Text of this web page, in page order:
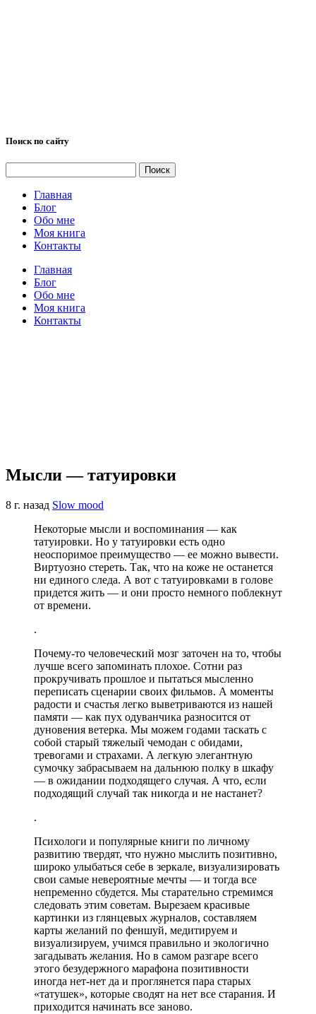
Поиск по сайту
Главная
Блог
Обо мне
Моя книга
Контакты
Главная
Блог
Обо мне
Моя книга
Контакты
Мысли — татуировки
8 г. назад Slow mood
Некоторые мысли и воспоминания — как
татуировки. Но у татуировки есть одно
неоспоримое преимущество — ее можно вывести.
Виртуозно стереть. Так, что на коже не останется
ни единого следа. А вот с татуировками в голове
придется жить — и они просто немного поблекнут
от времени.
.
Почему-то человеческий мозг заточен на то, чтобы
лучше всего запоминать плохое. Сотни раз
прокручивать прошлое и пытаться мысленно
переписать сценарии своих фильмов. А моменты
радости и счастья легко выветриваются из нашей
памяти — как пух одуванчика разносится от
дуновения ветерка. Мы можем годами таскать с
собой старый тяжелый чемодан с обидами,
тревогами и страхами. А легкую элегантную
сумочку забрасываем на дальнюю полку в шкафу
— в ожидании подходящего случая. А что, если
подходящий случай так никогда и не настанет?
.
Психологи и популярные книги по личному
развитию твердят, что нужно мыслить позитивно,
широко улыбаться себе в зеркале, визуализировать
свои самые невероятные мечты — и тогда все
непременно сбудется. Мы старательно стремимся
следовать этим советам. Вырезаем красивые
картинки из глянцевых журналов, составляем
карты желаний по феншуй, медитируем и
визуализируем, учимся правильно и экологично
загадывать желания. Но в самом разгаре всего
этого безудержного марафона позитивности
иногда нет-нет да и проглянется пара старых
«татушек», которые сводят на нет все старания. И
приходится начинать все заново.